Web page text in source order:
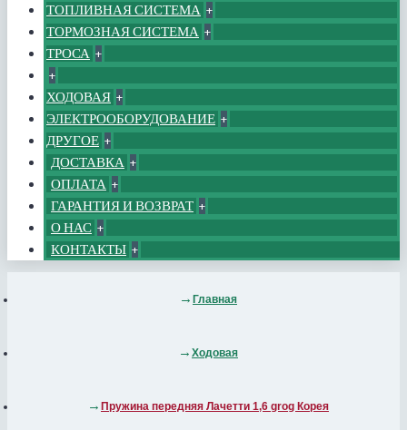
ТОПЛИВНАЯ СИСТЕМА +
ТОРМОЗНАЯ СИСТЕМА +
ТРОСА +
+
ХОДОВАЯ +
ЭЛЕКТРООБОРУДОВАНИЕ +
ДРУГОЕ +
ДОСТАВКА +
ОПЛАТА +
ГАРАНТИЯ И ВОЗВРАТ +
О НАС +
КОНТАКТЫ +
Главная
Ходовая
Пружина передняя Лачетти 1,6 grog Корея